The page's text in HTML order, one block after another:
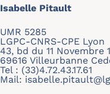
Isabelle Pitault
UMR 5285
LGPC-CNRS-CPE Lyon
43, bd du 11 Novembre
69616 Villeurbanne
Tel : (33)4.72.43.17.61
Mail: